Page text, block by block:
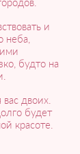
и
неба,
будто на
двоих.
будет
красоте.